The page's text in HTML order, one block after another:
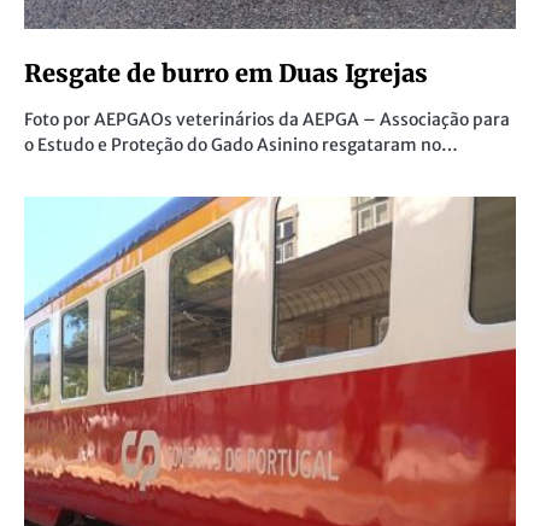
Resgate de burro em Duas Igrejas
Foto por AEPGAOs veterinários da AEPGA – Associação para
o Estudo e Proteção do Gado Asinino resgataram no…